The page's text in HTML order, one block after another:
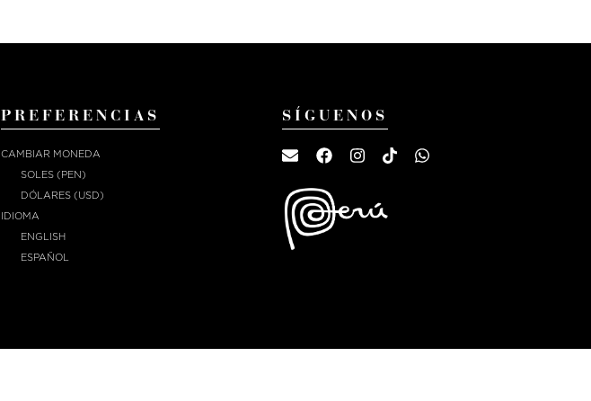
PREFERENCIAS
CAMBIAR MONEDA
SOLES (PEN)
DÓLARES (USD)
IDIOMA
ENGLISH
ESPAÑOL
SÍGUENOS